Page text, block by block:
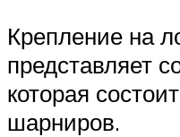
Крепление на
представляет
которая
шарниров.